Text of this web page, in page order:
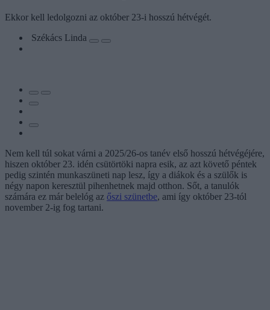
Ekkor kell ledolgozni az október 23-i hosszú hétvégét.
Székács Linda
Nem kell túl sokat várni a 2025/26-os tanév első hosszú hétvégéjére,
hiszen október 23. idén csütörtöki napra esik, az azt követő péntek
pedig szintén munkaszüneti nap lesz, így a diákok és a szülők is
négy napon keresztül pihenhetnek majd otthon. Sőt, a tanulók
számára ez már belelóg az őszi szünetbe, ami így október 23-tól
november 2-ig fog tartani.